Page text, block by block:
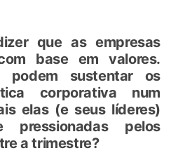
que as empresas
base em valores.
podem sustentar os
corporativa num
elas (e seus líderes)
pressionadas pelos
a trimestre?